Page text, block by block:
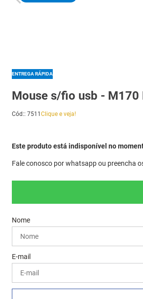
ENTREGA RÁPIDA
Mouse s/fio usb - M170
Cód:: 7511 Clique e veja!
Este produto está indisponível no
Fale conosco por whatsapp ou preencha